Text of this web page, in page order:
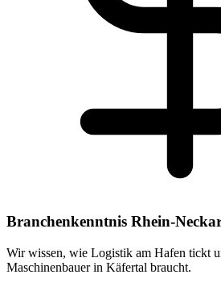
Branchenkenntnis Rhein-
Wir wissen, wie Logistik am Hafen tickt
Maschinenbauer in Käfertal braucht.